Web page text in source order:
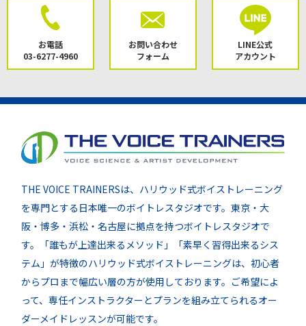
お電話
03-6277-4960
お問い合わせ
フォーム
LINE公式
アカウント
THE VOICE TRAINERSは、ハリウッド式ボイストレーニング
を専門とする日本唯一のボイトレスタジオです。東京・大
阪・博多・浜松・名古屋に拠点を持つボイトレスタジオで
す。「誰もが上達出来るメソッド」「素早く習得出来るシス
テム」が特徴のハリウッド式ボイストレーニングは、初心者
からプロまで幅広い層の方が使用しております。ご希望によ
って、専任インストラクターとプランを組み立てられるオー
ダーメイドレッスンが可能です。